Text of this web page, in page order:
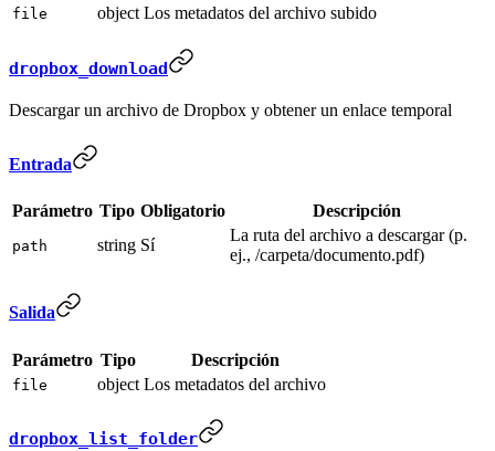
file object Los metadatos del archivo subido
dropbox_download
Descargar un archivo de Dropbox y obtener un enlace temporal
Entrada
Parámetro Tipo Obligatorio Descripción
path string Sí
La ruta del archivo a descargar (p.
ej., /carpeta/documento.pdf)
Salida
Parámetro Tipo Descripción
file object Los metadatos del archivo
dropbox_list_folder